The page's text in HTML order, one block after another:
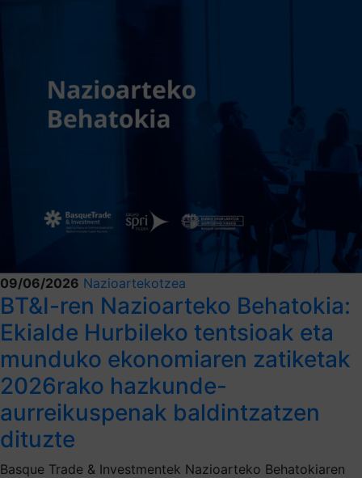
09/06/2026 Nazioartekotzea
BT&I-ren Nazioarteko Behatokia:
Ekialde Hurbileko tentsioak eta
munduko ekonomiaren zatiketak
2026rako hazkunde-
aurreikuspenak baldintzatzen
dituzte
Basque Trade & Investmentek Nazioarteko Behatokiaren